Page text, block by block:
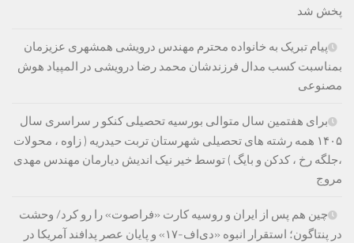
پخش شد
پیام تبریک به خانواده محترم مهندس درویشی همشهری عزیزمان
بمناسبت کسب مدال فرزندشان محمد رضا درویشی در المپیاد هوش
مصنوعی
برای هفتمین سال متوالی بورسیه تحصیلی کنکو ر سراسری سال
۱۴۰۵ همه رشته های تحصیلی شهرستان تربت حیدریه ( زاوه ، محولات
،جلگه رخ ، کدکن و بایگ ) توسط خیر نیک اندیش دیارمان مهندس مهدی
مروج
چین هم پس از ایران و روسیه کارت «فراصوت» را رو کرد/ وحشت
در پنتاگون؛ استقرار انبوه «دی‌اف‑۱۷» و پایان عصر پدافند آمریکا در